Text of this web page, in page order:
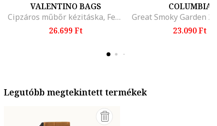
VALENTINO BAGS
Cipzáros műbőr kézitáska, Fekete
26.699 Ft
COLUMBIA
23.090 Ft
Legutóbb megtekintett termékek